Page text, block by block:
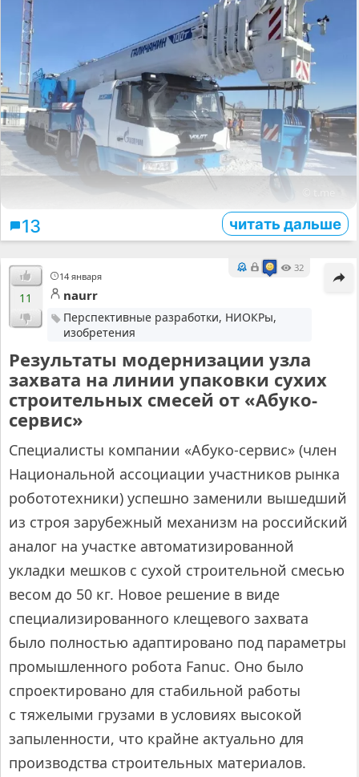
13 читать дальше
14 января
32
11 naurr
Перспективные разработки, НИОКРы,
изобретения
Результаты модернизации узла
захвата на линии упаковки сухих
строительных смесей от «Абуко-
сервис»
Специалисты компании «Абуко-сервис» (член
Национальной ассоциации участников рынка
робототехники) успешно заменили вышедший
из строя зарубежный механизм на российский
аналог на участке автоматизированной
укладки мешков с сухой строительной смесью
весом до 50 кг. Новое решение в виде
специализированного клещевого захвата
было полностью адаптировано под параметры
промышленного робота Fanuc. Оно было
спроектировано для стабильной работы
с тяжелыми грузами в условиях высокой
запыленности, что крайне актуально для
производства строительных материалов.